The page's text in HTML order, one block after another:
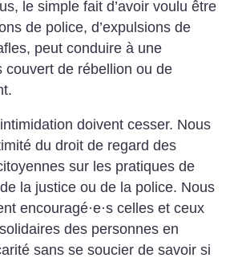
le simple fait d’avoir voulu être
de police, d’expulsions de
peut conduire à une
couvert de rébellion ou de
doivent cesser. Nous
du droit de regard des
sur les pratiques de
de la justice ou de la police. Nous
encouragé·e·s celles et ceux
des personnes en
sans se soucier de savoir si